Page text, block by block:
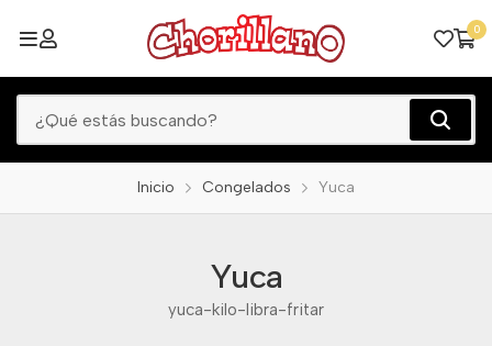
0
Inicio Congelados Yuca
Yuca
yuca-kilo-libra-fritar